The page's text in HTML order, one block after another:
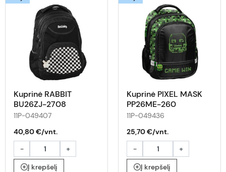
Kuprinė RABBIT
BU26ZJ-2708
11P-049407
40,80 €/vnt.
-
+
Į krepšelį
Kuprinė PIXEL MASK
PP26ME-260
11P-049436
25,70 €/vnt.
-
+
Į krepšelį